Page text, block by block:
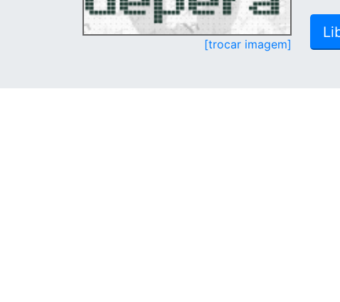
[trocar imagem]